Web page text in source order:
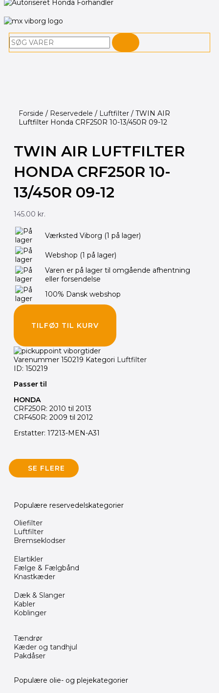
Søg
Forside / Reservedele / Luftfilter / TWIN AIR
Luftfilter Honda CRF250R 10-13/450R 09-12
TWIN AIR LUFTFILTER
HONDA CRF250R 10-
13/450R 09-12
145.00 kr.
Værksted Viborg (1 på lager)
Webshop (1 på lager)
Varen er på lager til omgående afhentning
eller forsendelse
100% Dansk webshop
TILFØJ TIL KURV
Varenummer 150219 Kategori Luftfilter
ID: 150219
Passer til
HONDA
CRF250R: 2010 til 2013
CRF450R: 2009 til 2012
Erstatter: 17213-MEN-A31
SE FLERE
Populære reservedelskategorier
Oliefilter
Luftfilter
Bremseklodser
Elartikler
Fælge & Fælgbånd
Knastkæder
Dæk & Slanger
Kabler
Koblinger
Tændrør
Kæder og tandhjul
Pakdåser
Populære olie- og plejekategorier